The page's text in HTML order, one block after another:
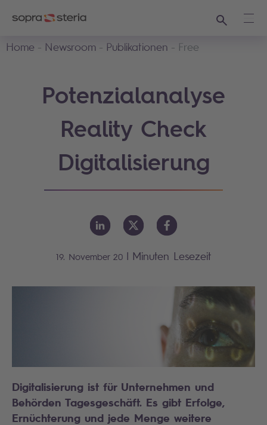
Suchen
Home
Newsroom Publikationen Free
Potenzialanalyse
Reality Check
Digitalisierung
19. November 20 | Minuten Lesezeit
Digitalisierung ist für Unternehmen und
Behörden Tagesgeschäft. Es gibt Erfolge,
Ernüchterung und jede Menge weitere